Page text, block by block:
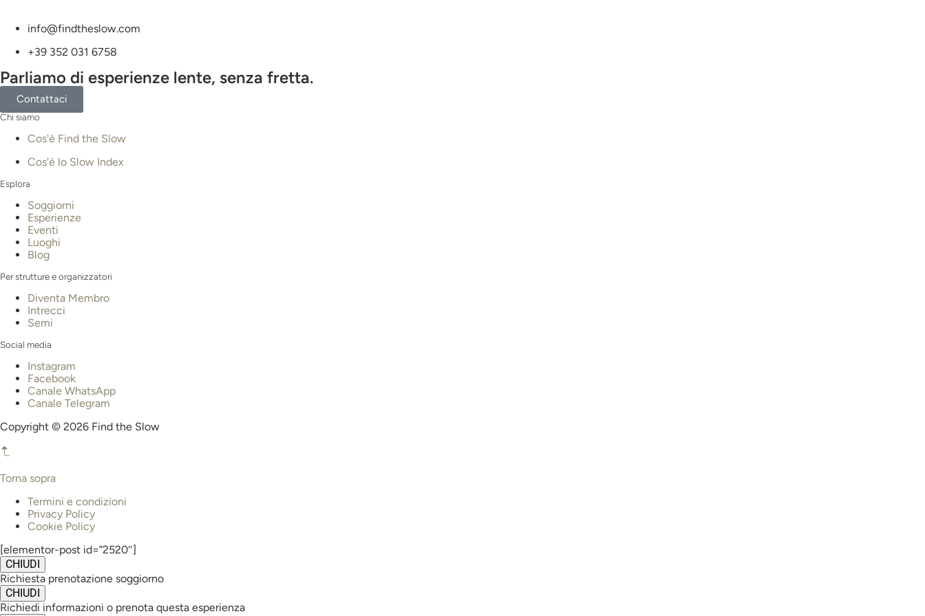
info@findtheslow.com
+39 352 031 6758
Parliamo di esperienze lente, senza fretta.
Contattaci
Chi siamo
Cos'è Find the Slow
Cos'è lo Slow Index
Esplora
Soggiorni
Esperienze
Eventi
Luoghi
Blog
Per strutture e organizzatori
Diventa Membro
Intrecci
Semi
Social media
Instagram
Facebook
Canale WhatsApp
Canale Telegram
Copyright © 2026 Find the Slow
Torna sopra
Termini e condizioni
Privacy Policy
Cookie Policy
[elementor-post id=”2520″]
CHIUDI
Richiesta prenotazione soggiorno
CHIUDI
Richiedi informazioni o prenota questa esperienza